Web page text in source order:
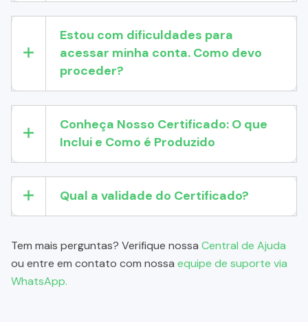
Estou com dificuldades para
acessar minha conta. Como devo
proceder?
Conheça Nosso Certificado: O que
Inclui e Como é Produzido
Qual a validade do Certificado?
Tem mais perguntas? Verifique nossa Central de Ajuda
ou entre em contato com nossa equipe de suporte via
WhatsApp.